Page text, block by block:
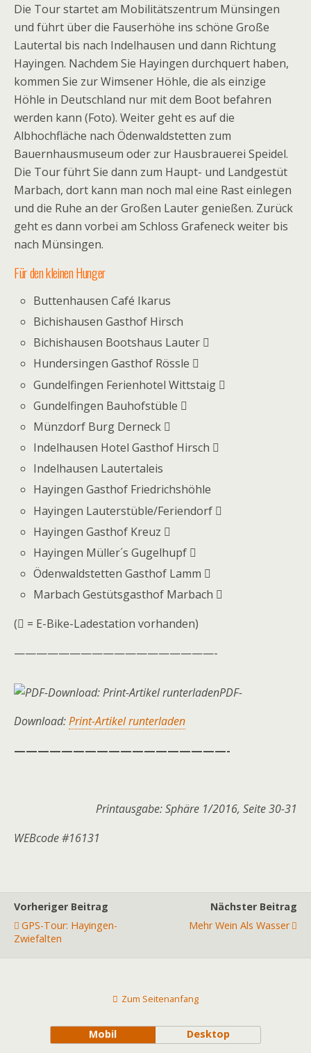
Die Tour startet am Mobilitätszentrum Münsingen
und führt über die Fauserhöhe ins schöne Große
Lautertal bis nach Indelhausen und dann Richtung
Hayingen. Nachdem Sie Hayingen durchquert haben,
kommen Sie zur Wimsener Höhle, die als einzige
Höhle in Deutschland nur mit dem Boot befahren
werden kann (Foto). Weiter geht es auf die
Albhochfläche nach Ödenwaldstetten zum
Bauernhausmuseum oder zur Hausbrauerei Speidel.
Die Tour führt Sie dann zum Haupt- und Landgestüt
Marbach, dort kann man noch mal eine Rast einlegen
und die Ruhe an der Großen Lauter genießen. Zurück
geht es dann vorbei am Schloss Grafeneck weiter bis
nach Münsingen.
Für den kleinen Hunger
Buttenhausen Café Ikarus
Bichishausen Gasthof Hirsch
Bichishausen Bootshaus Lauter 
Hundersingen Gasthof Rössle 
Gundelfingen Ferienhotel Wittstaig 
Gundelfingen Bauhofstüble 
Münzdorf Burg Derneck 
Indelhausen Hotel Gasthof Hirsch 
Indelhausen Lautertaleis
Hayingen Gasthof Friedrichshöhle
Hayingen Lauterstüble/Feriendorf 
Hayingen Gasthof Kreuz 
Hayingen Müller´s Gugelhupf 
Ödenwaldstetten Gasthof Lamm 
Marbach Gestütsgasthof Marbach 
( = E-Bike-Ladestation vorhanden)
——————————————————-
PDF-
Download:Print-Artikel runterladen
——————————————————-
Printausgabe: Sphäre 1/2016, Seite 30-31
WEBcode #16131
Vorheriger Beitrag
GPS-Tour: Hayingen-
Zwiefalten
Nächster Beitrag
Mehr Wein Als Wasser
Zum Seitenanfang
Mobil Desktop